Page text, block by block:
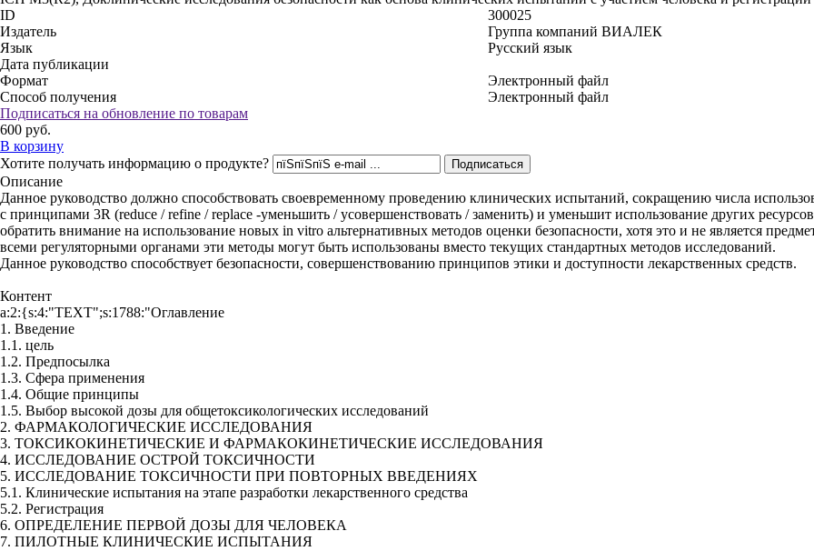
ID
300025
Издатель
Группа компаний ВИАЛЕК
Язык
Русский язык
Дата публикации
Формат
Электронный файл
Способ получения
Электронный файл
Подписаться на обновление по товарам
600 руб.
В корзину
Хотите получать информацию о продукте?
Описание
Данное руководство должно способствовать своевременному проведению клинических испытаний, сокращению числа
с принципами 3R (reduce / refine / replace -уменьшить / усовершенствовать / заменить) и уменьшит использование других
обратить внимание на использование новых in vitro альтернативных методов оценки безопасности, хотя это и не является
всеми регуляторными органами эти методы могут быть использованы вместо текущих стандартных методов исследований.
Данное руководство способствует безопасности, совершенствованию принципов этики и доступности лекарственных средств.
Контент
a:2:{s:4:"TEXT";s:1788:"Оглавление
1. Введение
1.1. цель
1.2. Предпосылка
1.3. Сфера применения
1.4. Общие принципы
1.5. Выбор высокой дозы для общетоксикологических исследований
2. ФАРМАКОЛОГИЧЕСКИЕ ИССЛЕДОВАНИЯ
3. ТОКСИКОКИНЕТИЧЕСКИЕ И ФАРМАКОКИНЕТИЧЕСКИЕ ИССЛЕДОВАНИЯ
4. ИССЛЕДОВАНИЕ ОСТРОЙ ТОКСИЧНОСТИ
5. ИССЛЕДОВАНИЕ ТОКСИЧНОСТИ ПРИ ПОВТОРНЫХ ВВЕДЕНИЯХ
5.1. Клинические испытания на этапе разработки лекарственного средства
5.2. Регистрация
6. ОПРЕДЕЛЕНИЕ ПЕРВОЙ ДОЗЫ ДЛЯ ЧЕЛОВЕКА
7. ПИЛОТНЫЕ КЛИНИЧЕСКИЕ ИСПЫТАНИЯ